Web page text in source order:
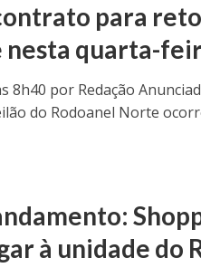
para
nesta quarta-
8h40 por Redação
do Rodoanel Norte
à unidade do